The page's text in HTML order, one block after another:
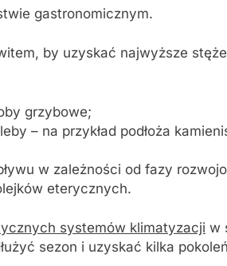
gastronomicznym.
by uzyskać najwyższe
grzybowe;
– na przykład podłoża
w zależności od fazy
eterycznych.
systemów klimatyzacji w
sezon i uzyskać kilka